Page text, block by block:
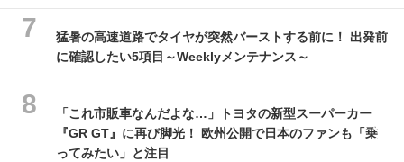
猛暑の高速道路でタイヤが突然バーストする前に！ 出発前
に確認したい5項目～Weeklyメンテナンス～
「これ市販車なんだよな…」トヨタの新型スーパーカー
『GR GT』に再び脚光！ 欧州公開で日本のファンも「乗
ってみたい」と注目